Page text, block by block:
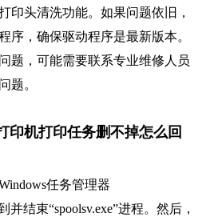
印头清洗功能。如果问题依旧，
序，确保驱动程序是最新版本。
题，可能需要联系专业维修人员
题。
印机打印任务删不掉怎么回
任务管理器
并结束“spoolsv.exe”进程。然后，